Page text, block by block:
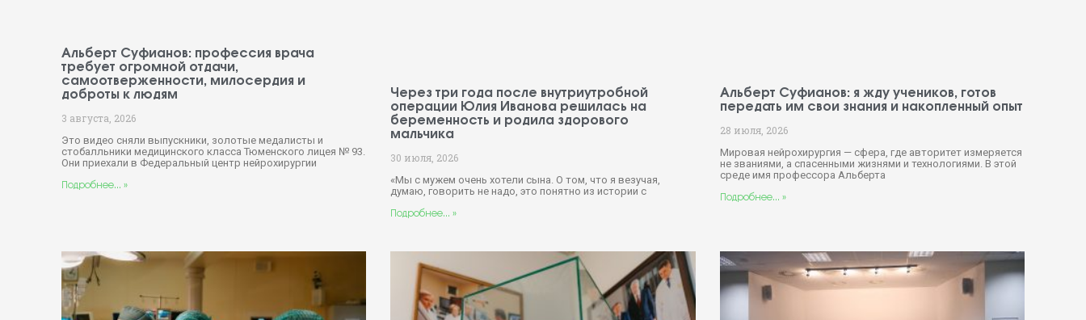
Альберт Суфианов: профессия врача
требует огромной отдачи,
самоотверженности, милосердия и
доброты к людям
3 августа, 2026
Это видео сняли выпускники, золотые медалисты и
стобалльники медицинского класса Тюменского лицея № 93.
Они приехали в Федеральный центр нейрохирургии
Подробнее... »
Через три года после внутриутробной
операции Юлия Иванова решилась на
беременность и родила здорового
мальчика
30 июля, 2026
«Мы с мужем очень хотели сына. О том, что я везучая,
думаю, говорить не надо, это понятно из истории с
Подробнее... »
Альберт Суфианов: я жду учеников, готов
передать им свои знания и накопленный опыт
28 июля, 2026
Мировая нейрохирургия — сфера, где авторитет измеряется
не званиями, а спасенными жизнями и технологиями. В этой
среде имя профессора Альберта
Подробнее... »